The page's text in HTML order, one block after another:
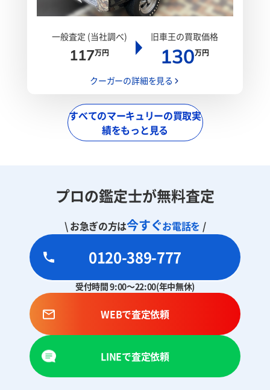
一般査定 (当社調べ)
117万円
旧車王の買取価格
130万円
クーガーの詳細を見る
すべてのマーキュリーの買取実
績をもっと見る
プロの鑑定士が無料査定
\ お急ぎの方は今すぐお電話を /
0120-389-777
受付時間 9:00～22:00(年中無休)
WEBで査定依頼
LINEで査定依頼